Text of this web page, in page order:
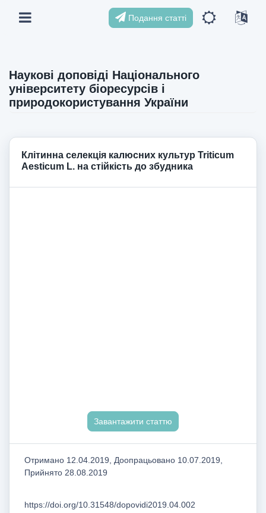
Подання статті
Наукові доповіді Національного
університету біоресурсів і
природокористування України
Клітинна селекція калюсних культур Triticum
Aesticum L. на стійкість до збудника
Завантажити статтю
Отримано 12.04.2019, Доопрацьовано 10.07.2019,
Прийнято 28.08.2019
https://doi.org/10.31548/dopovidi2019.04.002